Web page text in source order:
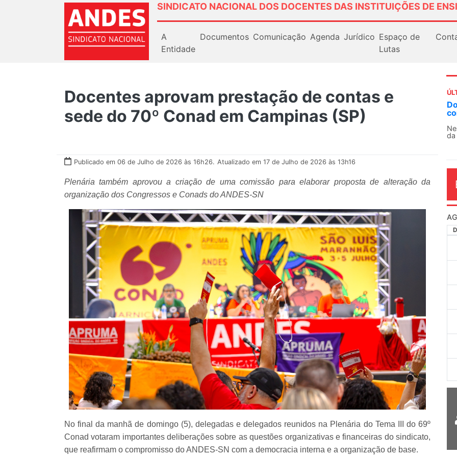
SINDICATO NACIONAL DOS DOCENTES DAS INSTITUIÇÕES DE
A
Entidade
Documentos Comunicação Agenda Jurídico Espaço de
Lutas
Docentes aprovam prestação de contas e
sede do 70º Conad em Campinas (SP)
Publicado em 06 de Julho de 2026 às 16h26. Atualizado em 17 de Julho de 2026 às 13h16
Plenária também aprovou a criação de uma comissão para elaborar proposta de alteração da
organização dos Congressos e Conads do ANDES-SN
No final da manhã de domingo (5), delegadas e delegados reunidos na Plenária do Tema III do 69º
Conad votaram importantes deliberações sobre as questões organizativas e financeiras do sindicato,
que reafirmam o compromisso do ANDES-SN com a democracia interna e a organização de base.
O